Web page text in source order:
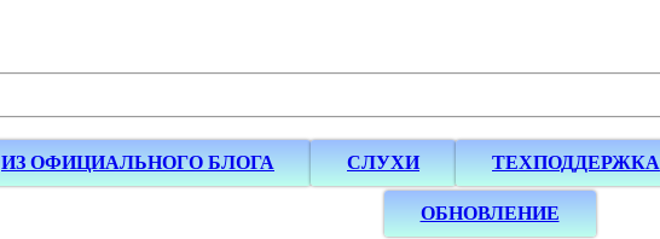
ИЗ ОФИЦИАЛЬНОГО БЛОГА СЛУХИ ТЕХПОДДЕРЖКА
ОБНОВЛЕНИЕ